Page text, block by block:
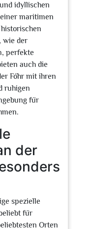
idyllischen
maritimen
wie der
perfekte
auch die
Föhr mit ihren
ruhigen
für
der
spezielle
für
Orten